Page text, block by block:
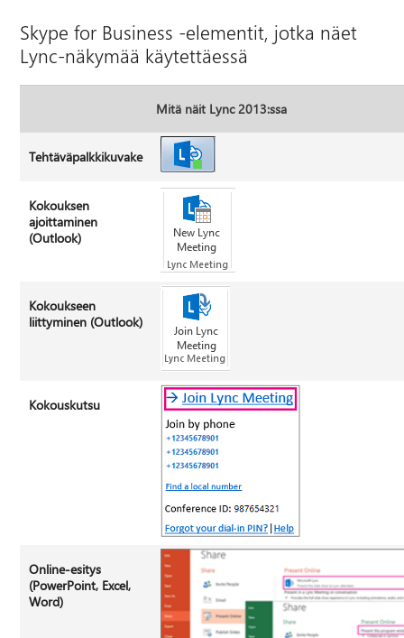
Skype for Business -elementit, jotka näet
Lync-näkymää käytettäessä
Mitä näit Lync 2013:ssa
Tehtäväpalkkikuvake
Kokouksen
ajoittaminen
(Outlook)
Kokoukseen
liittyminen (Outlook)
Kokouskutsu
Online-esitys
(PowerPoint, Excel,
Word)